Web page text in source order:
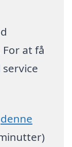
at få
denne